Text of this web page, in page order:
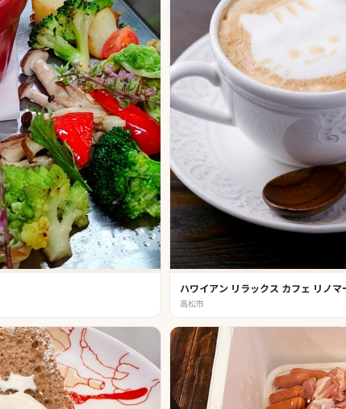
ハワイアン リラックス カフェ リノマ
高松市